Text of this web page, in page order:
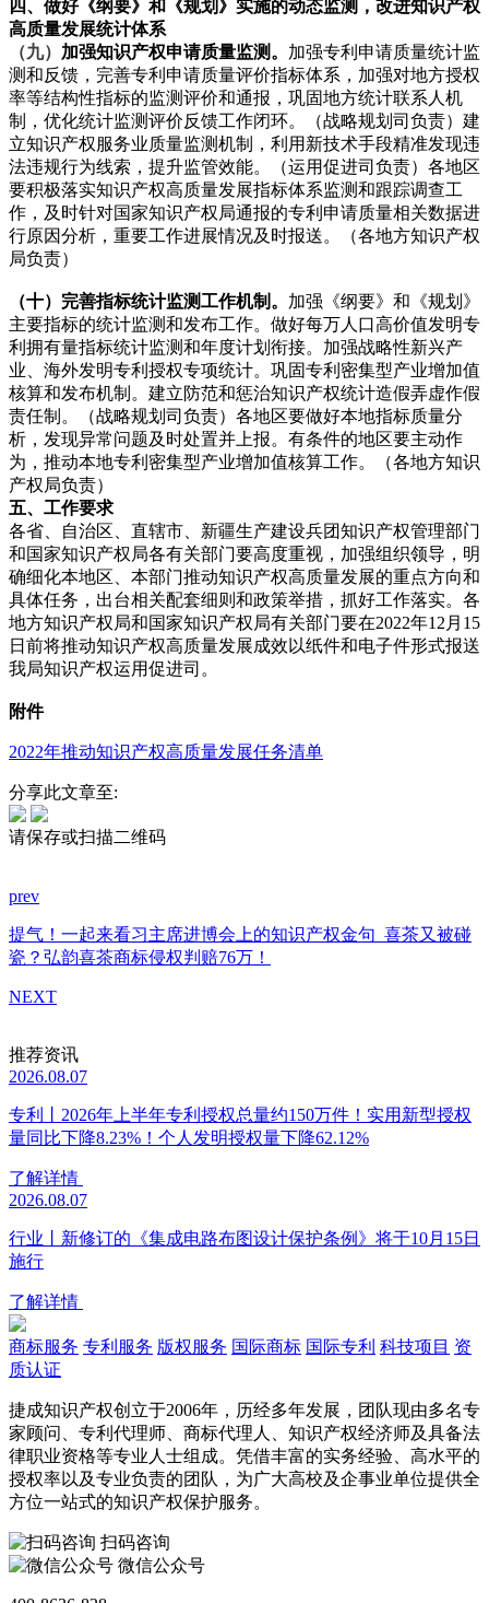
四、做好《纲要》和《规划》实施的动态监测，改进知识产权
高质量发展统计体系
（九） 加强知识产权申请质量监测。 加强专利申请质量统计监
测和反馈，完善专利申请质量评价指标体系，加强对地方授权
率等结构性指标的监测评价和通报，巩固地方统计联系人机
制，优化统计监测评价反馈工作闭环。（战略规划司负责）建
立知识产权服务业质量监测机制，利用新技术手段精准发现违
法违规行为线索，提升监管效能。（运用促进司负责）各地区
要积极落实知识产权高质量发展指标体系监测和跟踪调查工
作，及时针对国家知识产权局通报的专利申请质量相关数据进
行原因分析，重要工作进展情况及时报送。（各地方知识产权
局负责）
（十）完善指标统计监测工作机制。 加强《纲要》和《规划》
主要指标的统计监测和发布工作。做好每万人口高价值发明专
利拥有量指标统计监测和年度计划衔接。加强战略性新兴产
业、海外发明专利授权专项统计。巩固专利密集型产业增加值
核算和发布机制。建立防范和惩治知识产权统计造假弄虚作假
责任制。（战略规划司负责）各地区要做好本地指标质量分
析，发现异常问题及时处置并上报。有条件的地区要主动作
为，推动本地专利密集型产业增加值核算工作。（各地方知识
产权局负责）
五、工作要求
各省、自治区、直辖市、新疆生产建设兵团知识产权管理部门
和国家知识产权局各有关部门要高度重视，加强组织领导，明
确细化本地区、本部门推动知识产权高质量发展的重点方向和
具体任务，出台相关配套细则和政策举措，抓好工作落实。各
地方知识产权局和国家知识产权局有关部门要在2022年12月15
日前将推动知识产权高质量发展成效以纸件和电子件形式报送
我局知识产权运用促进司。
附件
2022年推动知识产权高质量发展任务清单
分享此文章至:
请保存或扫描二维码
prev
提气！一起来看习主席进博会上的知识产权金句 喜茶又被碰
瓷？弘韵喜茶商标侵权判赔76万！
NEXT
推荐资讯
2026.08.07
专利丨2026年上半年专利授权总量约150万件！实用新型授权
量同比下降8.23%！个人发明授权量下降62.12%
了解详情
2026.08.07
行业丨新修订的《集成电路布图设计保护条例》将于10月15日
施行
了解详情
商标服务 专利服务 版权服务 国际商标 国际专利 科技项目 资
质认证
捷成知识产权创立于2006年，历经多年发展，团队现由多名专
家顾问、专利代理师、商标代理人、知识产权经济师及具备法
律职业资格等专业人士组成。凭借丰富的实务经验、高水平的
授权率以及专业负责的团队，为广大高校及企事业单位提供全
方位一站式的知识产权保护服务。
扫码咨询
微信公众号